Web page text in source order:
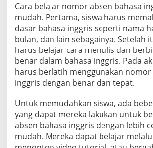
Cara belajar nomor absen bahasa
mudah. Pertama, siswa harus
dasar bahasa inggris seperti nama
bulan, dan lain sebagainya. Setelah
harus belajar cara menulis dan
benar dalam bahasa inggris. Pada
harus berlatih menggunakan nomor
inggris dengan benar dan tepat.
Untuk memudahkan siswa, ada
yang dapat mereka lakukan untuk
absen bahasa inggris dengan lebih
mudah. Mereka dapat belajar